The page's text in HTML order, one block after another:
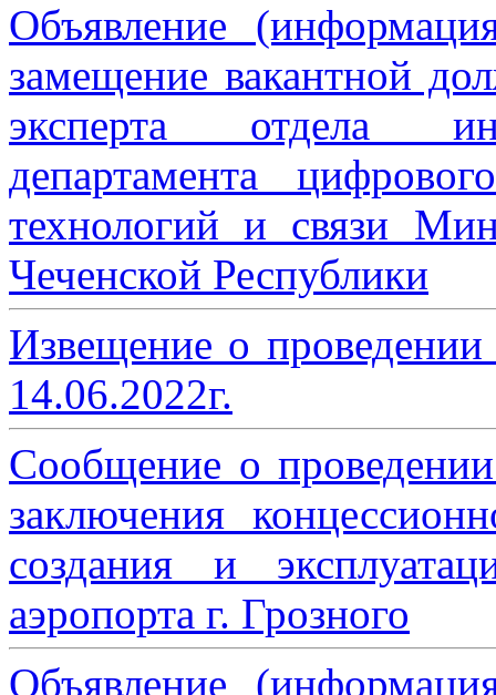
Объявление
замещение вакантной
эксперта отдела
департамента
технологий и связи
Чеченской Республики
Извещение о
14.06.2022г.
Сообщение о
заключения
создания и
аэропорта г. Грозного
Объявление